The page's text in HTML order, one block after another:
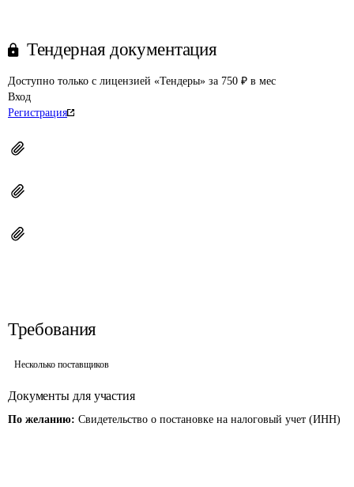
Тендерная документация
Доступно только с лицензией «Тендеры» за 750 ₽ в мес
Вход
Регистрация
Требования
Несколько поставщиков
Документы для участия
По желанию: Свидетельство о постановке на налоговый учет (ИНН)